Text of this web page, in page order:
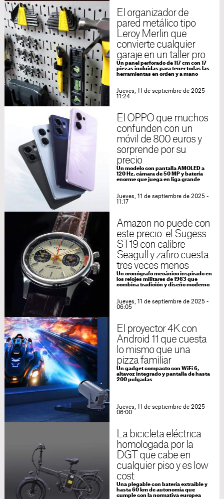
El organizador de
pared metálico tipo
Leroy Merlin que
convierte cualquier
garaje en un taller pro
Un panel perforado de 117 cm con 17
piezas incluidas para tener todas las
herramientas en orden y a mano
Jueves, 11 de septiembre de 2025 -
11:24
El OPPO que muchos
confunden con un
móvil de 800 euros y
sorprende por su
precio
Un modelo con pantalla AMOLED a
120 Hz, cámara de 50 MP y batería
enorme que juega en liga grande
Jueves, 11 de septiembre de 2025 -
11:17
Amazon no puede con
este precio: el Sugess
ST19 con calibre
Seagull y zafiro cuesta
tres veces menos
Un cronógrafo mecánico inspirado en
los relojes militares de 1963 que
combina tradición y diseño moderno
Jueves, 11 de septiembre de 2025 -
06:05
El proyector 4K con
Android 11 que cuesta
lo mismo que una
pizza familiar
Un gadget compacto con WiFi 6,
altavoz integrado y pantalla de hasta
200 pulgadas
Jueves, 11 de septiembre de 2025 -
06:00
La bicicleta eléctrica
homologada por la
DGT que cabe en
cualquier piso y es low
cost
Una plegable con batería extraíble y
hasta 60 km de autonomía que
cumple con la normativa europea